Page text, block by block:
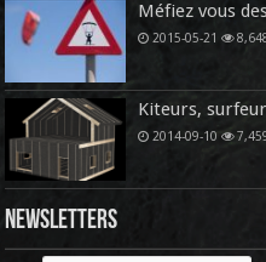
Méfiez vous
2015-05-21
Kiteurs,
2014-09-10
Newsletters